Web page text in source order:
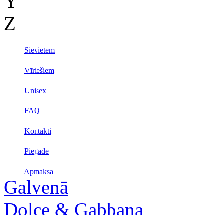
Z
Sievietēm
Vīriešiem
Unisex
FAQ
Kontakti
Piegāde
Apmaksa
Galvenā
Dolce & Gabbana